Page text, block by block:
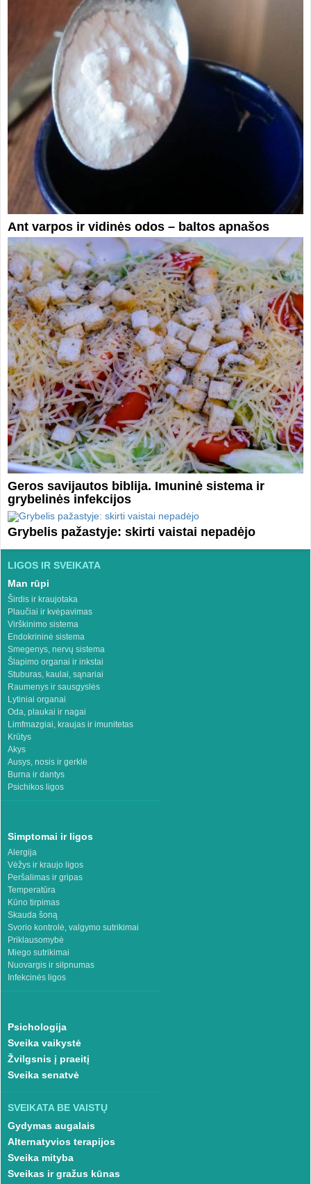
Ant varpos ir vidinės odos – baltos apnašos
Geros savijautos biblija. Imuninė sistema ir
grybelinės infekcijos
Grybelis pažastyje: skirti vaistai nepadėjo
LIGOS IR SVEIKATA
Man rūpi
Širdis ir kraujotaka
Plaučiai ir kvėpavimas
Virškinimo sistema
Endokrininė sistema
Smegenys, nervų sistema
Šlapimo organai ir inkstai
Stuburas, kaulai, sąnariai
Raumenys ir sausgyslės
Lytiniai organai
Oda, plaukai ir nagai
Limfmazgiai, kraujas ir imunitetas
Krūtys
Akys
Ausys, nosis ir gerklė
Burna ir dantys
Psichikos ligos
Simptomai ir ligos
Alergija
Vėžys ir kraujo ligos
Peršalimas ir gripas
Temperatūra
Kūno tirpimas
Skauda šoną
Svorio kontrolė, valgymo sutrikimai
Priklausomybė
Miego sutrikimai
Nuovargis ir silpnumas
Infekcinės ligos
Psichologija
Sveika vaikystė
Žvilgsnis į praeitį
Sveika senatvė
SVEIKATA BE VAISTŲ
Gydymas augalais
Alternatyvios terapijos
Sveika mityba
Sveikas ir gražus kūnas